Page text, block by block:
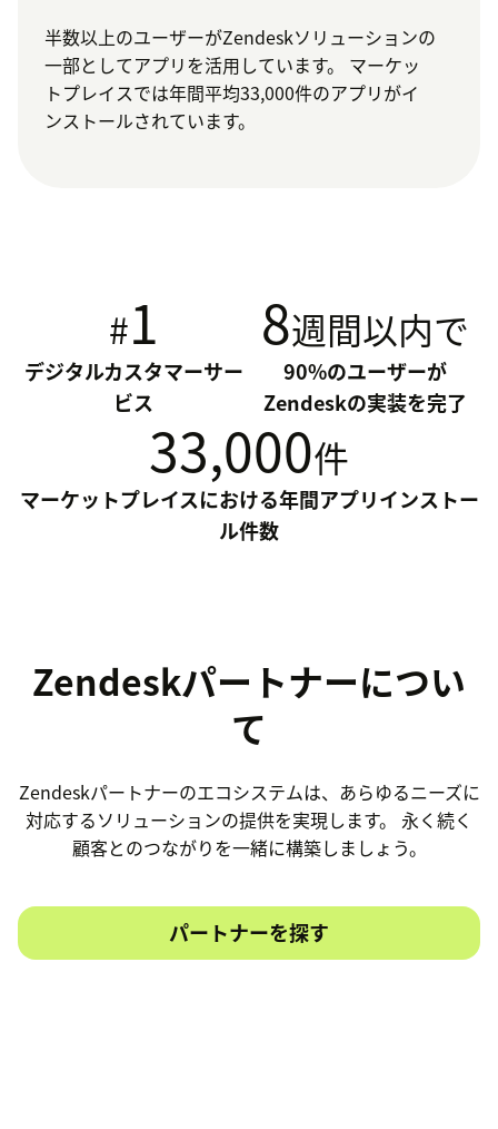
半数以上のユーザーがZendeskソリューションの
一部としてアプリを活用しています。 マーケッ
トプレイスでは年間平均33,000件のアプリがイ
ンストールされています。
#1
デジタルカスタマーサー
ビス
8週間以内で
90%のユーザーが
Zendeskの実装を完了
33,000件
マーケットプレイスにおける年間アプリインストー
ル件数
Zendeskパートナーについ
て
Zendeskパートナーのエコシステムは、あらゆるニーズに
対応するソリューションの提供を実現します。 永く続く
顧客とのつながりを一緒に構築しましょう。
パートナーを探す